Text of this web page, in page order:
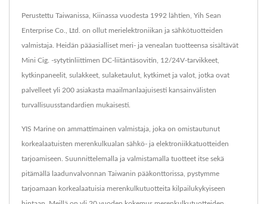
Perustettu Taiwanissa, Kiinassa vuodesta 1992 lähtien, Yih Sean
Enterprise Co., Ltd. on ollut merielektroniikan ja sähkötuotteiden
valmistaja. Heidän pääasialliset meri- ja venealan tuotteensa sisältävät
Mini Cig. -sytytinliittimen DC-liitäntäsovitin, 12/24V-tarvikkeet,
kytkinpaneelit, sulakkeet, sulaketaulut, kytkimet ja valot, jotka ovat
palvelleet yli 200 asiakasta maailmanlaajuisesti kansainvälisten
turvallisuusstandardien mukaisesti.
YIS Marine on ammattimainen valmistaja, joka on omistautunut
korkealaatuisten merenkulkualan sähkö- ja elektroniikkatuotteiden
tarjoamiseen. Suunnittelemalla ja valmistamalla tuotteet itse sekä
pitämällä laadunvalvonnan Taiwanin pääkonttorissa, pystymme
tarjoamaan korkealaatuisia merenkulkutuotteita kilpailukykyiseen